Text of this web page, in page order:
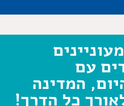
עם
המדינה
כל הדרך!